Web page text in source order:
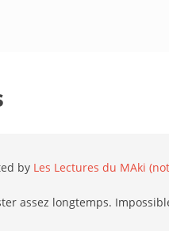
by Les Lectures du MAki
assez longtemps.